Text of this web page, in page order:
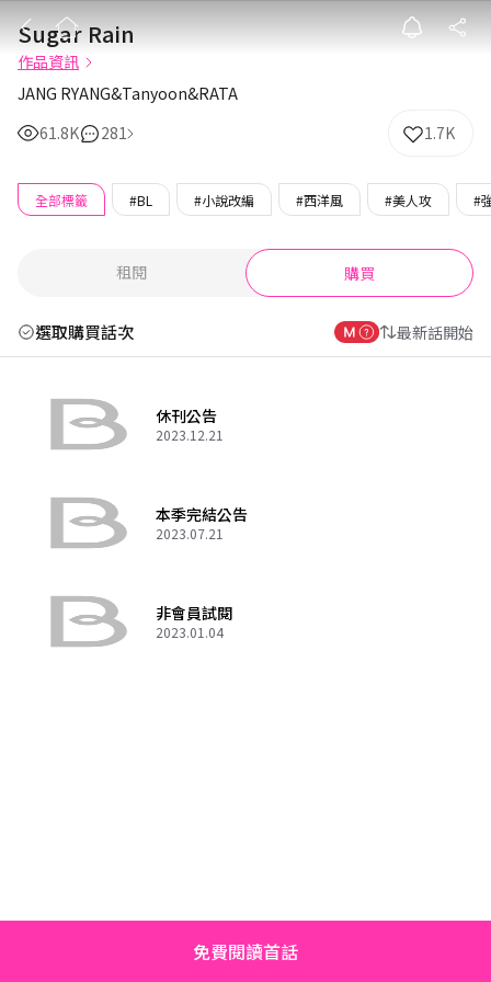
Sugar Rain
Sugar Rain
作品資訊
JANG RYANG&Tanyoon&RATA
61.8K
281 1.7K
全部標籤 #BL #小說改編 #西洋風 #美人攻 #
租閱 購買
選取購買話次 最新話開始
休刊公告
2023.12.21
本季完結公告
2023.07.21
非會員試閱
2023.01.04
免費閱讀首話